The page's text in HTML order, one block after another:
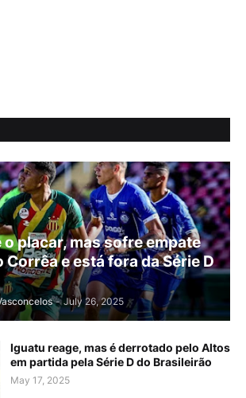
placar, mas sofre empate
Corrêa e está fora da Série D
- July 26, 2025
Iguatu reage, mas é derrotado pelo Altos
em partida pela Série D do Brasileirão
May 17, 2025